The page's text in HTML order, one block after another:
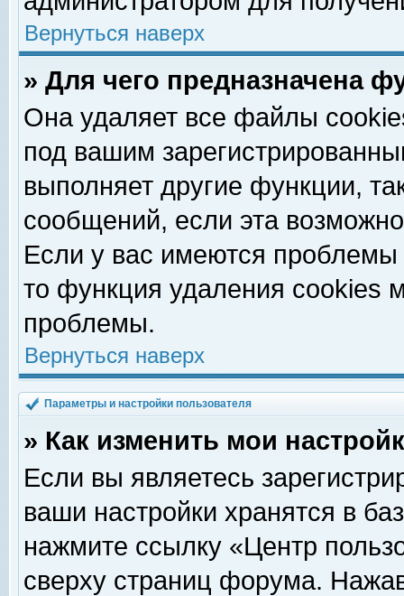
Вернуться наверх
» Для чего предназначена
Она удаляет все файлы
под вашим
выполняет другие функции,
сообщений, если эта
Если у вас имеются
то функция удаления cookies
проблемы.
Вернуться наверх
Параметры и настройки пользователя
» Как изменить мои
Если вы являетесь
ваши настройки хранятся в
нажмите ссылку «Центр
сверху страниц форума.